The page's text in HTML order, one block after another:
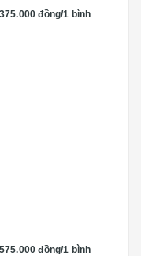
đồng/1 bình
đồng/1 bình